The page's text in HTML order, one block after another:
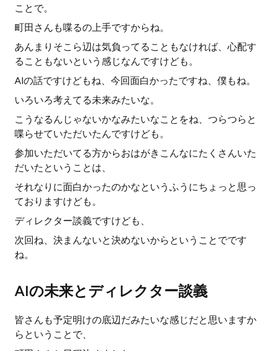
ことで。
町田さんも喋るの上手ですからね。
あんまりそこら辺は気負ってることもなければ、心配す
ることもないという感じなんですけども。
AIの話ですけどもね、今回面白かったですね、僕もね。
いろいろ考えてる未来みたいな。
こうなるんじゃないかなみたいなことをね、つらつらと
喋らせていただいたんですけども。
参加いただいてる方からおはがきこんなにたくさんいた
だいたということは、
それなりに面白かったのかなというふうにちょっと思っ
ておりますけども。
ディレクター談義ですけども、
次回ね、決まんないと決めないからということでです
ね。
AIの未来とディレクター談義
皆さんも予定明けの底辺だみたいな感じだと思いますか
らということで、